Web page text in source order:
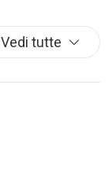
Vedi tutte